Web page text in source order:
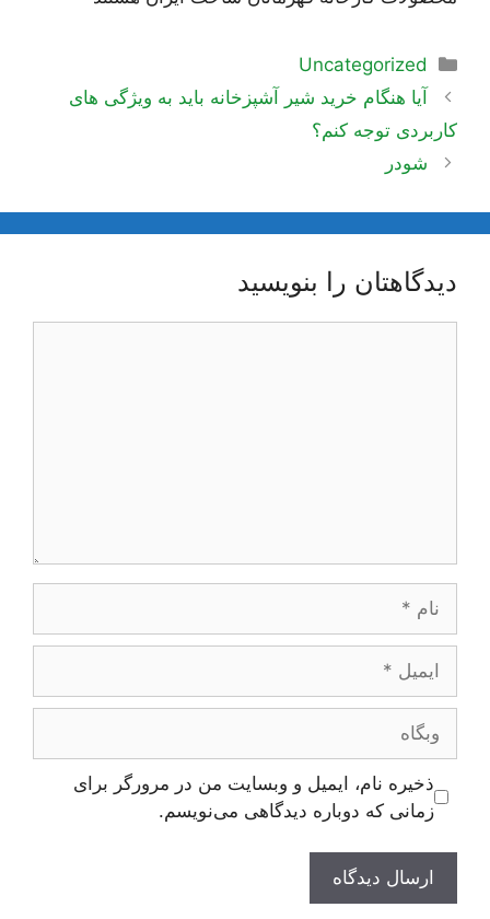
دسته‌ها
Uncategorized
ناوبری
نوشته‌ها
آیا هنگام خرید شیر آشپزخانه باید به ویژگی های
کاربردی توجه کنم؟
شودر
دیدگاهتان را بنویسید
وبگاه
ذخیره نام، ایمیل و وبسایت من در مرورگر برای
زمانی که دوباره دیدگاهی می‌نویسم.